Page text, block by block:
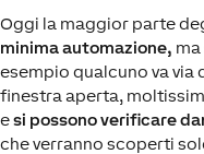
Oggi la maggior parte
minima automazione,
esempio qualcuno va via
finestra aperta,
esi possono verificare
che verranno scoperti